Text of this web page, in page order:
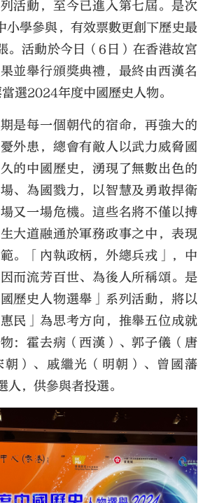
活動，至今已進入第七屆。是次
小學參與，有效票數更創下歷史最
。活動於今日（6日）在香港故宮
並舉行頒獎典禮，最終由西漢名
選2024年度中國歷史人物。
是每一個朝代的宿命，再強大的
外患，總會有敵人以武力威脅國
的中國歷史，湧現了無數出色的
、為國戮力，以智慧及勇敢捍衛
又一場危機。這些名將不僅以搏
大道融通於軍務政事之中，表現
。「內執政柄，外總兵戎」，中
而流芳百世、為後人所稱頌。是
歷史人物選舉」系列活動，將以
惠民」為思考方向，推舉五位成就
：霍去病（西漢）、郭子儀（唐
朝）、戚繼光（明朝）、曾國藩
人，供參與者投選。